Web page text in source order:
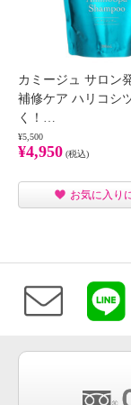
カミージュ サロン
補修ケア ハリコシ
く！…
¥5,500
¥4,950 (税込)
お気に入り